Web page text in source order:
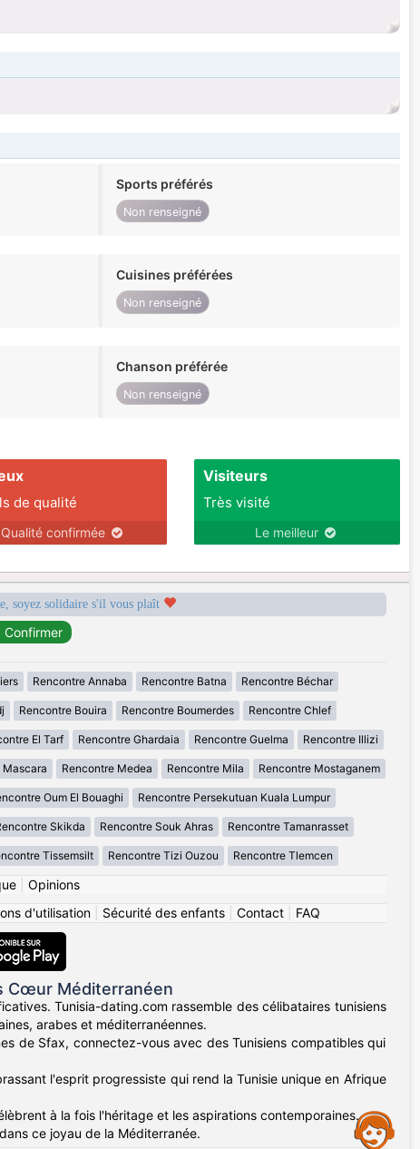
Sports préférés
Non renseigné
Cuisines préférées
Non renseigné
Chanson préférée
Non renseigné
de qualité
Qualité confirmée
Visiteurs
Très visité
Le meilleur
soyez solidaire s'il vous plaît
Rencontre Annaba Rencontre Batna Rencontre Béchar
Rencontre Bouira Rencontre Boumerdes Rencontre Chlef
El Tarf Rencontre Ghardaia Rencontre Guelma Rencontre Illizi
Mascara Rencontre Medea Rencontre Mila Rencontre Mostaganem
Oum El Bouaghi Rencontre Persekutuan Kuala Lumpur
Skikda Rencontre Souk Ahras Rencontre Tamanrasset
Tissemsilt Rencontre Tizi Ouzou Rencontre Tlemcen
| Opinions
d'utilisation| Sécurité des enfants| Contact| FAQ
Cœur Méditerranéen
Tunisia-dating.com rassemble des célibataires tunisiens
arabes et méditerranéennes.
de Sfax, connectez-vous avec des Tunisiens compatibles qui
l'esprit progressiste qui rend la Tunisie unique en Afrique
à la fois l'héritage et les aspirations contemporaines.
ce joyau de la Méditerranée.
Assistance